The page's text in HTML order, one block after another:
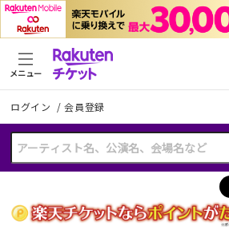
ログイン /会員登録
メニュー